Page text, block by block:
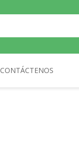
CONTÁCTENOS